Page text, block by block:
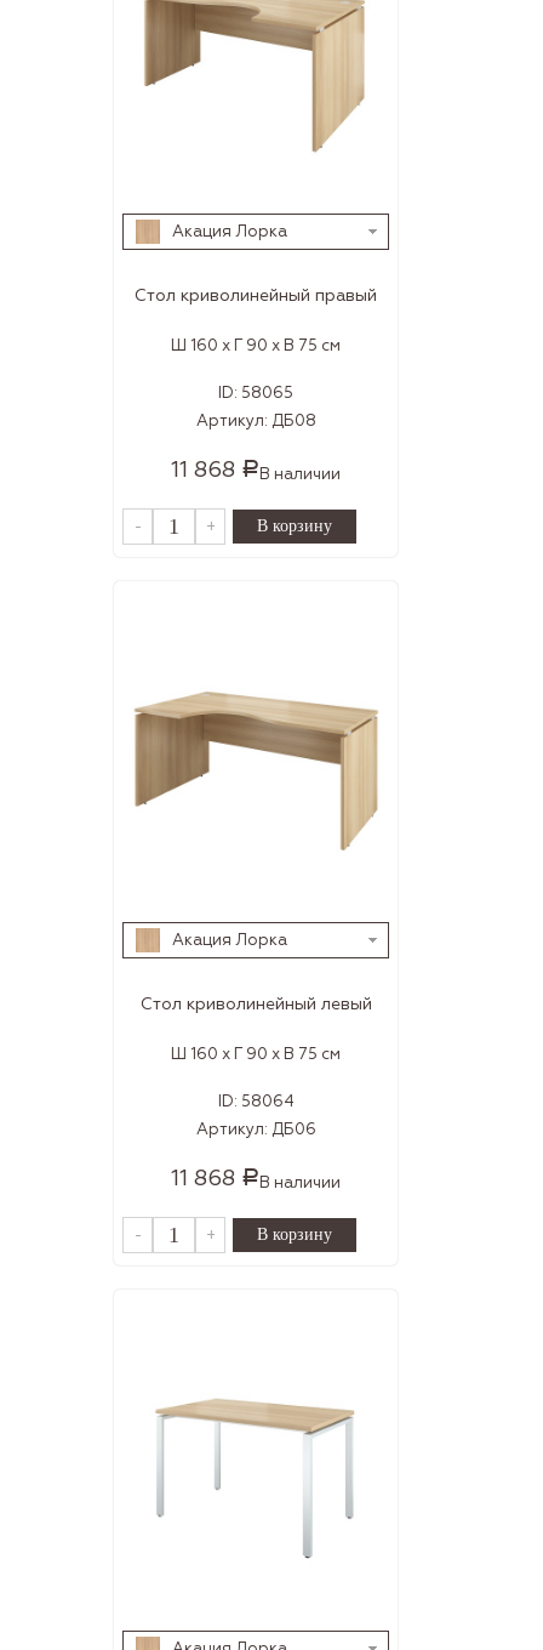
Акация Лорка
Стол криволинейный правый
Ш 160 x Г 90 x В 75 см
ID: 58065
Артикул: ДБ08
11 868 Р В наличии
- +
Акация Лорка
Стол криволинейный левый
Ш 160 x Г 90 x В 75 см
ID: 58064
Артикул: ДБ06
11 868 Р В наличии
- +